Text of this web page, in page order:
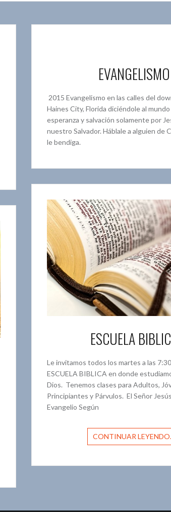
EVANGELISMO
2015 Evangelismo en las calles del
Haines City, Florida diciéndole al
esperanza y salvación solamente por
nuestro Salvador. Háblale a alguien de
le bendiga.
ESCUELA
Le invitamos todos los martes a las
ESCUELA BIBLICA en donde
Dios. Tenemos clases para Adultos,
Principiantes y Párvulos. El Señor
Evangelio Según
CONTINUAR